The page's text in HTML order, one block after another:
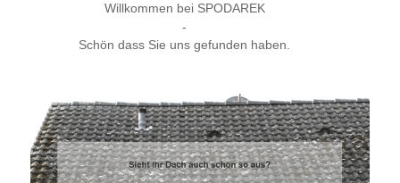
Willkommen bei SPODAREK
-
Schön dass Sie uns gefunden haben.